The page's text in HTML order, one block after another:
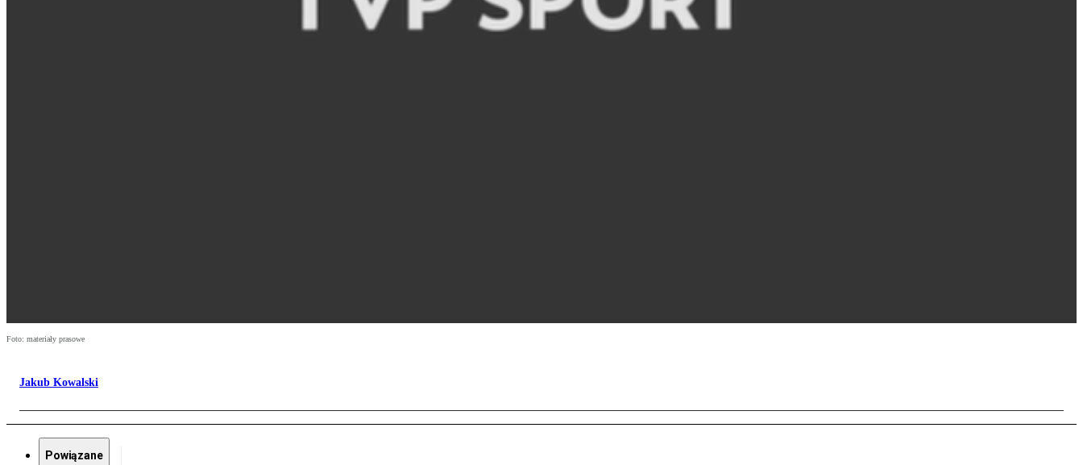
Foto: materiały prasowe
Jakub Kowalski
Powiązane